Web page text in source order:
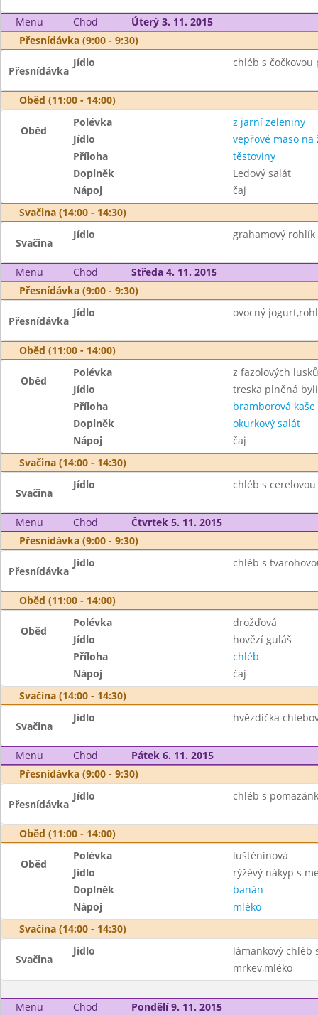
Menu Chod
Úterý 3. 11. 2015
Přesnídávka (9:00 - 9:30)
Přesnídávka
Jídlo chléb s čočkovou
Oběd (11:00 - 14:00)
Oběd
Polévka
z jarní zeleniny
Jídlo
vepřové maso na
Příloha
těstoviny
Doplněk
Ledový salát
Nápoj
čaj
Svačina (14:00 - 14:30)
Svačina
Jídlo grahamový rohlík
Menu Chod
Středa 4. 11. 2015
Přesnídávka (9:00 - 9:30)
Přesnídávka
Jídlo ovocný
Oběd (11:00 - 14:00)
Oběd
Polévka
z fazolových
Jídlo
treska plněná
Příloha
bramborová kaše
Doplněk
okurkový salát
Nápoj
čaj
Svačina (14:00 - 14:30)
Svačina
Jídlo chléb s
Menu Chod
Čtvrtek 5. 11. 2015
Přesnídávka (9:00 - 9:30)
Přesnídávka
Jídlo chléb s
Oběd (11:00 - 14:00)
Oběd
Polévka
drožďová
Jídlo
hovězí guláš
Příloha
chléb
Nápoj
čaj
Svačina (14:00 - 14:30)
Svačina
Jídlo hvězdička
Menu Chod
Pátek 6. 11. 2015
Přesnídávka (9:00 - 9:30)
Přesnídávka
Jídlo chléb s
Oběd (11:00 - 14:00)
Oběd
Polévka
luštěninová
Jídlo
rýžévý nákyp s
Doplněk
banán
Nápoj
mléko
Svačina (14:00 - 14:30)
Svačina
Jídlo
lámankový chléb
mrkev,mléko
Menu Chod
Pondělí 9. 11. 2015